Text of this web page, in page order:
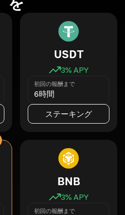
USDT
3% APY
初回の報酬まで
6時間
ステーキング
BNB
3% APY
初回の報酬まで